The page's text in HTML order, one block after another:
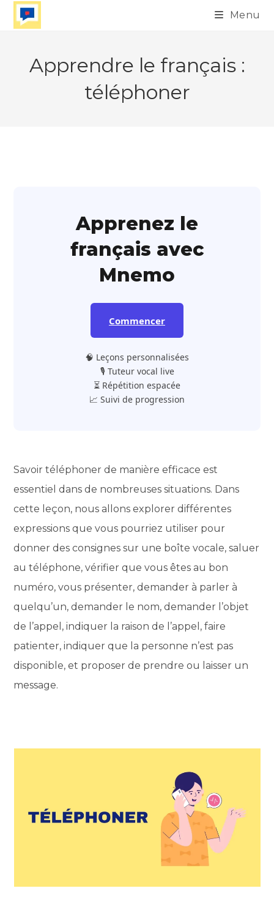
Skip
Menu
Apprendre le français :
téléphoner
Apprenez le
français avec
Mnemo
Commencer
🧠 Leçons personnalisées
🎙️ Tuteur vocal live
⏳ Répétition espacée
📈 Suivi de progression
Savoir téléphoner de manière efficace est
essentiel dans de nombreuses situations. Dans
cette leçon, nous allons explorer différentes
expressions que vous pourriez utiliser pour
donner des consignes sur une boîte vocale, saluer
au téléphone, vérifier que vous êtes au bon
numéro, vous présenter, demander à parler à
quelqu’un, demander le nom, demander l’objet
de l’appel, indiquer la raison de l’appel, faire
patienter, indiquer que la personne n’est pas
disponible, et proposer de prendre ou laisser un
message.